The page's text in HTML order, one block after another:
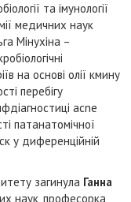
та імунології
медичних наук
Мінухіна –
на основі олії кмину
перебігу
acne
патанатомічної
у диференційній
загинула Ганна
наук, професорка